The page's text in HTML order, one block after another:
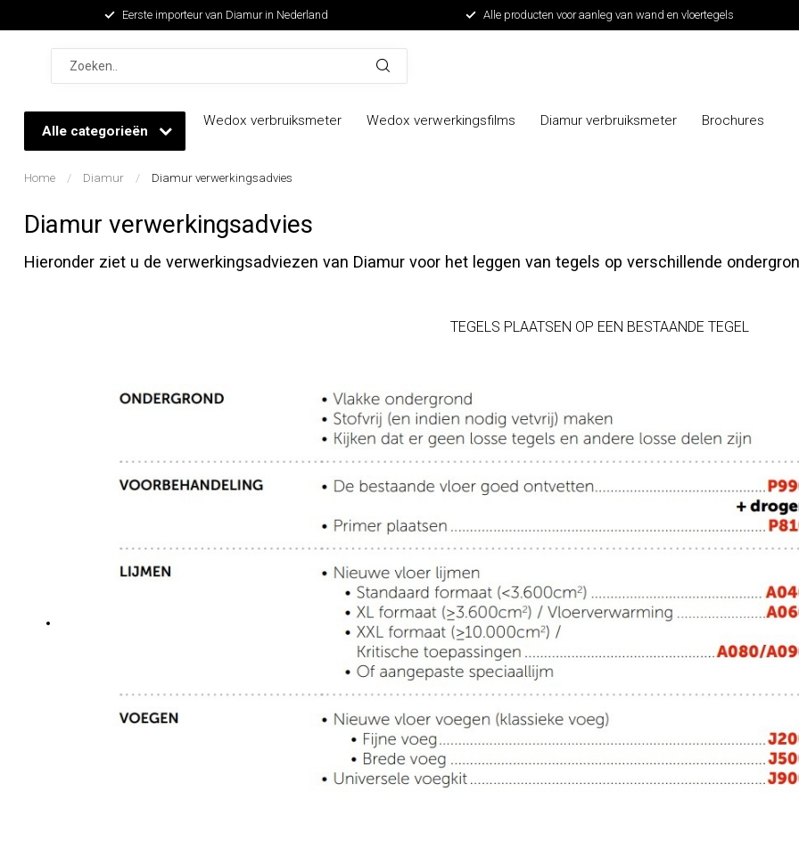
Eerste importeur van Diamur in Nederland Alle producten voor aanleg van wand en vloertegels
Alle categorieën
Wedox verbruiksmeter Wedox verwerkingsfilms Diamur verbruiksmeter Brochures
Home / Diamur / Diamur verwerkingsadvies
Diamur verwerkingsadvies
Hieronder ziet u de verwerkingsadviezen van Diamur voor het leggen van tegels op verschillende
TEGELS PLAATSEN OP EEN BESTAANDE TEGEL